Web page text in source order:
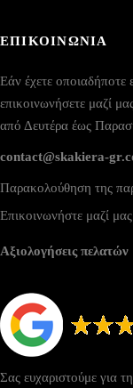
ΕΠΙΚΟΙΝΩΝΙΑ
Εάν έχετε
επικοινωνήσετε μαζί
από Δευτέρα έως
contact@skakiera-
Παρακολούθηση της
Επικοινωνήστε μαζί
Αξιολογήσεις πελατών
Σας ευχαριστούμε για